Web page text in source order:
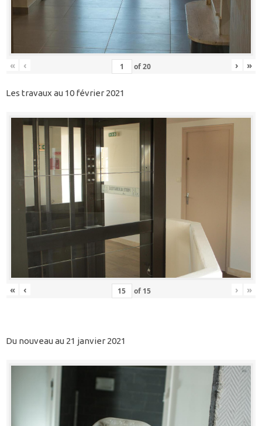
« ‹ of20 › »
Les travaux au 10 février 2021
« ‹ of 15 › »
Du nouveau au 21 janvier 2021